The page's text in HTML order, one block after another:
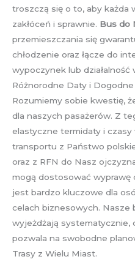
troszczą się o to, aby każda
zakłóceń i sprawnie. Bus do
przemieszczania się
chłodzenie oraz łącze do
wypoczynek lub działalność
Różnorodne Daty i
Rozumiemy sobie kwestię,
dla naszych pasażerów. Z
elastyczne termidaty i
transportu z Państwo
oraz z RFN do Nasz
mogą dostosować wyprawę
jest bardzo kluczowe dla
celach biznesowych. Nasze
wyjeżdżają systematycznie,
pozwala na swobodne
Trasy z Wielu Miast.